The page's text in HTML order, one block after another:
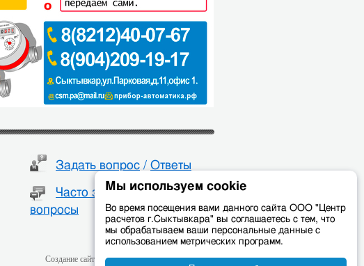
Задать вопрос / Ответы
Часто задаваемые
вопросы
Создание сайта — web-студия «Цифровой Век»
Мы используем cookie
Во время посещения вами данного сайта ООО "Центр
расчетов г.Сыктывкара" вы соглашаетесь с тем, что
мы обрабатываем ваши персональные данные с
использованием метрических программ.